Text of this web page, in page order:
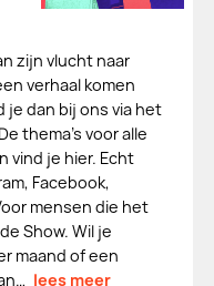
zijn vlucht naar
verhaal komen
je dan bij ons via het
thema's voor alle
vind je hier. Echt
Facebook,
mensen die het
Show. Wil je
maand of een
lees meer